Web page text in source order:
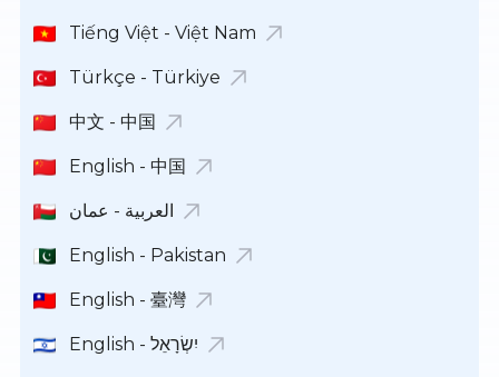
Tiếng Việt - Việt Nam
Türkçe - Türkiye
中文 - 中国
English - 中国
العربية - عمان
English - Pakistan
English - 臺灣
English - יִשְׂרָאֵל